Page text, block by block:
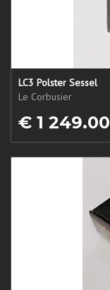
LC3 Polster Sessel
Le Corbusier
€ 1 249.00